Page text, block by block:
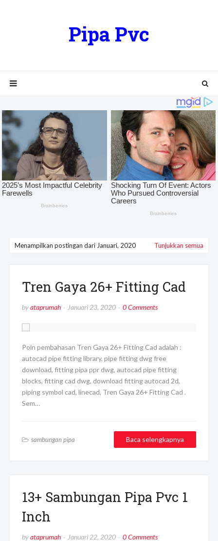
Pipa Pvc
Menampilkan postingan dari Januari, 2020 Tunjukkan semua
Tren Gaya 26+ Fitting Cad
byataprumah Januari 23, 2020 0 Comments
Poin pembahasan Tren Gaya 26+ Fitting Cad adalah :
autocad pipe fitting library, pipe fitting dwg free
download, fitting pipa ppr dwg, autocad pipe fitting
blocks, fitting cad dwg, download fitting autocad 2d,
piping symbol cad, linecad, Tren Gaya 26+ Fitting Cad .
Sem…
sambungan pipa Baca selengkapnya
13+ Sambungan Pipa Pvc 1
Inch
byataprumah Januari 22, 2020 0 Comments